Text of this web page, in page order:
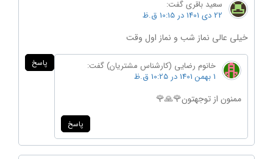
سعید باقریگفت:
22 دی 1401 در 10:15 ق.ظ
خیلی عالی نماز شب و نماز اول وقت
پاسخ خانوم رضایی (کارشناس مشتریان) گفت:
1 بهمن 1401 در 10:25 ق.ظ
ممنون از توجهتون🌹🙏🌹
پاسخ